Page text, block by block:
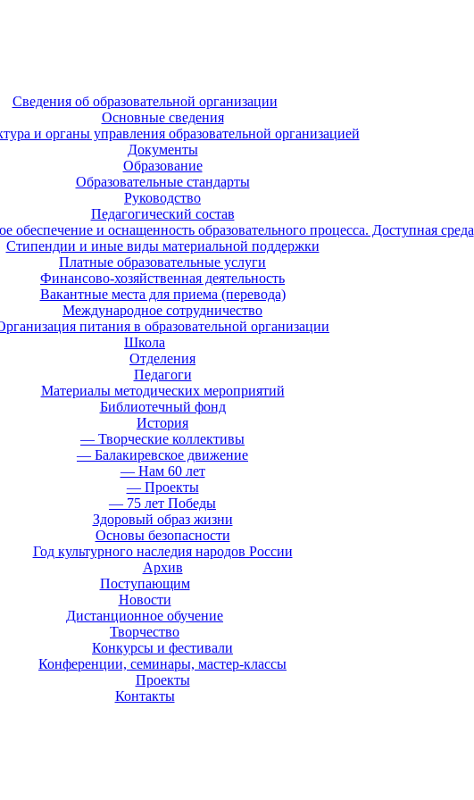
Сведения об образовательной организации
Основные сведения
и органы управления образовательной организацией
Документы
Образование
Образовательные стандарты
Руководство
Педагогический состав
обеспечение и оснащенность образовательного процесса. Доступная среда
Стипендии и иные виды материальной поддержки
Платные образовательные услуги
Финансово-хозяйственная деятельность
Вакантные места для приема (перевода)
Международное сотрудничество
питания в образовательной организации
Школа
Отделения
Педагоги
Материалы методических мероприятий
Библиотечный фонд
История
— Творческие коллективы
— Балакиревское движение
— Нам 60 лет
— Проекты
— 75 лет Победы
Здоровый образ жизни
Основы безопасности
Год культурного наследия народов России
Архив
Поступающим
Новости
Дистанционное обучение
Творчество
Конкурсы и фестивали
Конференции, семинары, мастер-классы
Проекты
Контакты